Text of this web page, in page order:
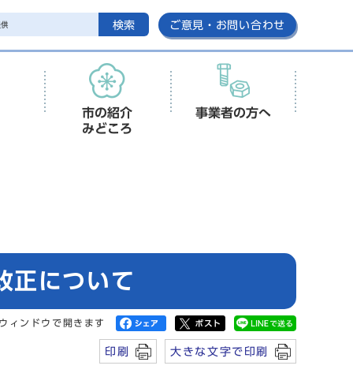
検索 ご意見・お問い合わせ
市の紹介
みどころ
事業者の方へ
正について
ィンドウで開きます
印刷 大きな文字で印刷